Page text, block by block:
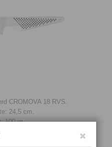
CROMOVA 18 RVS.
24,5 cm.
100 gr.